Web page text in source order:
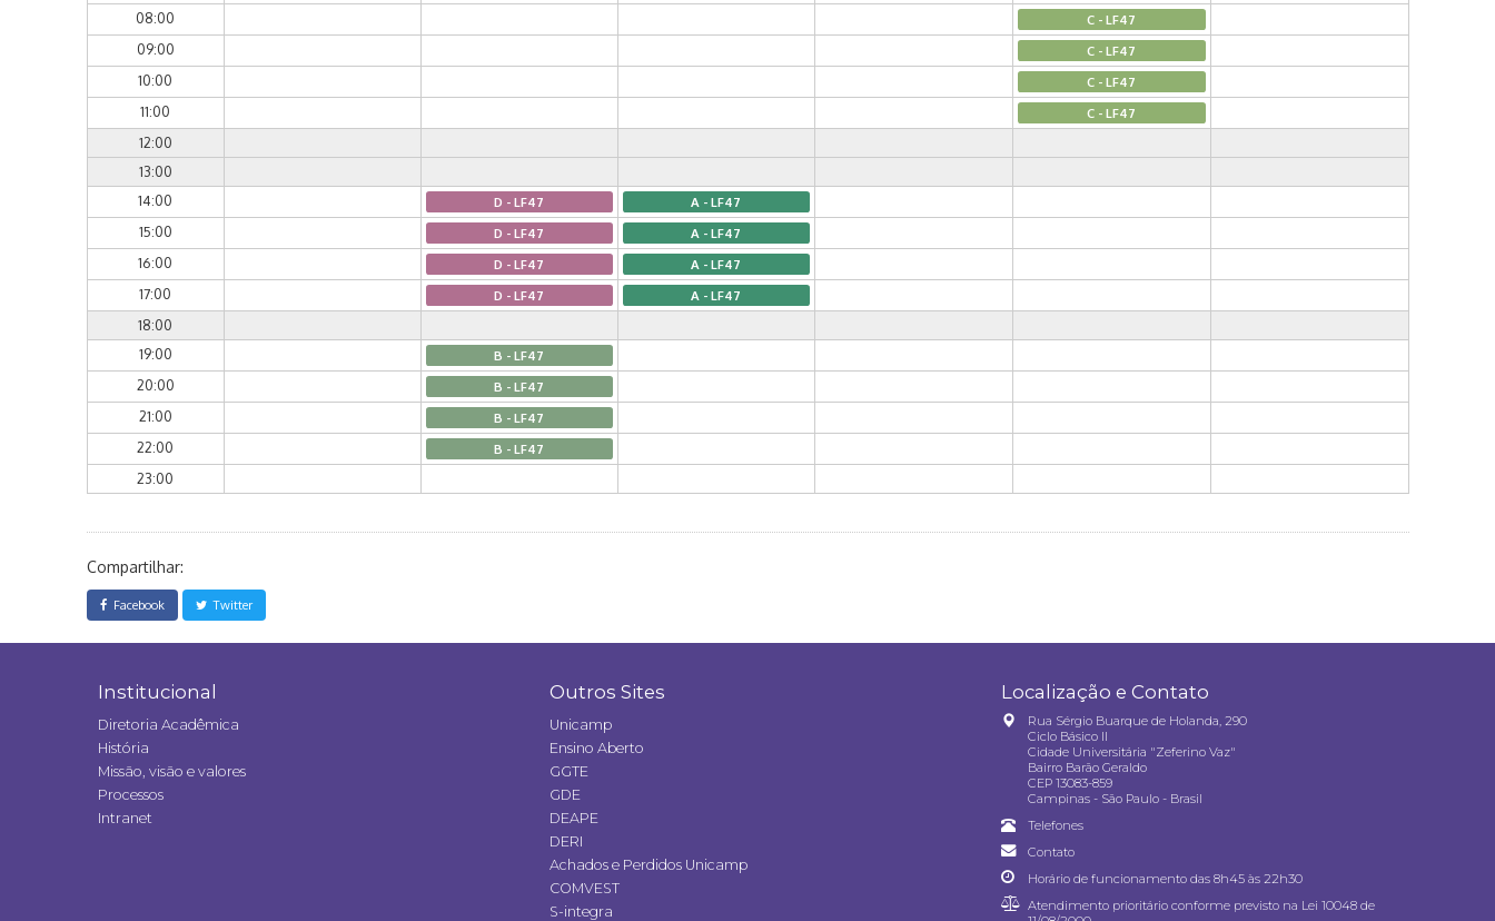
08:00
C - LF47
09:00 C - LF47
10:00 C - LF47
11:00 C - LF47
12:00
13:00
14:00
D - LF47 A - LF47
15:00 D - LF47 A - LF47
16:00 D - LF47 A - LF47
17:00 D - LF47 A - LF47
18:00
19:00
B - LF47
20:00 B - LF47
21:00 B - LF47
22:00 B - LF47
23:00
Compartilhar:
Facebook Twitter
Institucional
Diretoria Acadêmica
História
Missão, visão e valores
Processos
Intranet
Outros Sites
Unicamp
Ensino Aberto
GGTE
GDE
DEAPE
DERI
Achados e Perdidos Unicamp
COMVEST
S-integra
Localização e Contato
Rua Sérgio Buarque de Holanda, 290
Ciclo Básico II
Cidade Universitária "Zeferino Vaz"
Bairro Barão Geraldo
CEP 13083-859
Campinas - São Paulo - Brasil
Telefones
Contato
Horário de funcionamento das 8h45 às 22h30
Atendimento prioritário conforme previsto na Lei 10048 de